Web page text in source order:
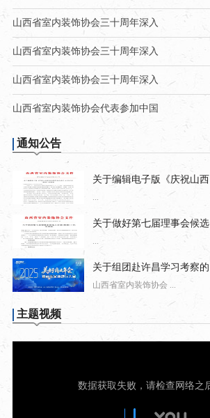
山西省室内装饰协会三十周年深入
山西省室内装饰协会三十周年深入
山西省室内装饰协会三十周年深入
山西省室内装饰协会代表参加中国
通知公告
关于编辑电子版《庆祝山西
...
关于做好第七届理事会候选
...
关于组团赴许昌学习考察的
山西省室内装饰协会 ...
主题视频